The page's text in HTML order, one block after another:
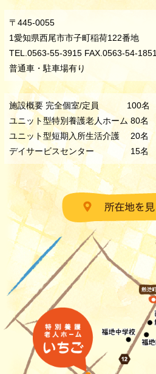
〒445-0055
1愛知県西尾市市子町稲荷122番地
TEL.0563-55-3915 FAX.0563-54-1851
普通車・駐車場有り
施設概要 完全個室/定員 100名
ユニット型特別養護老人ホーム 80名
ユニット型短期入所生活介護 20名
デイサービスセンター 15名